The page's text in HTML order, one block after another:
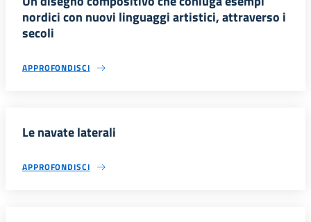
nordici con nuovi linguaggi artistici, attraverso i
secoli
APPROFONDISCI
Le navate laterali
APPROFONDISCI